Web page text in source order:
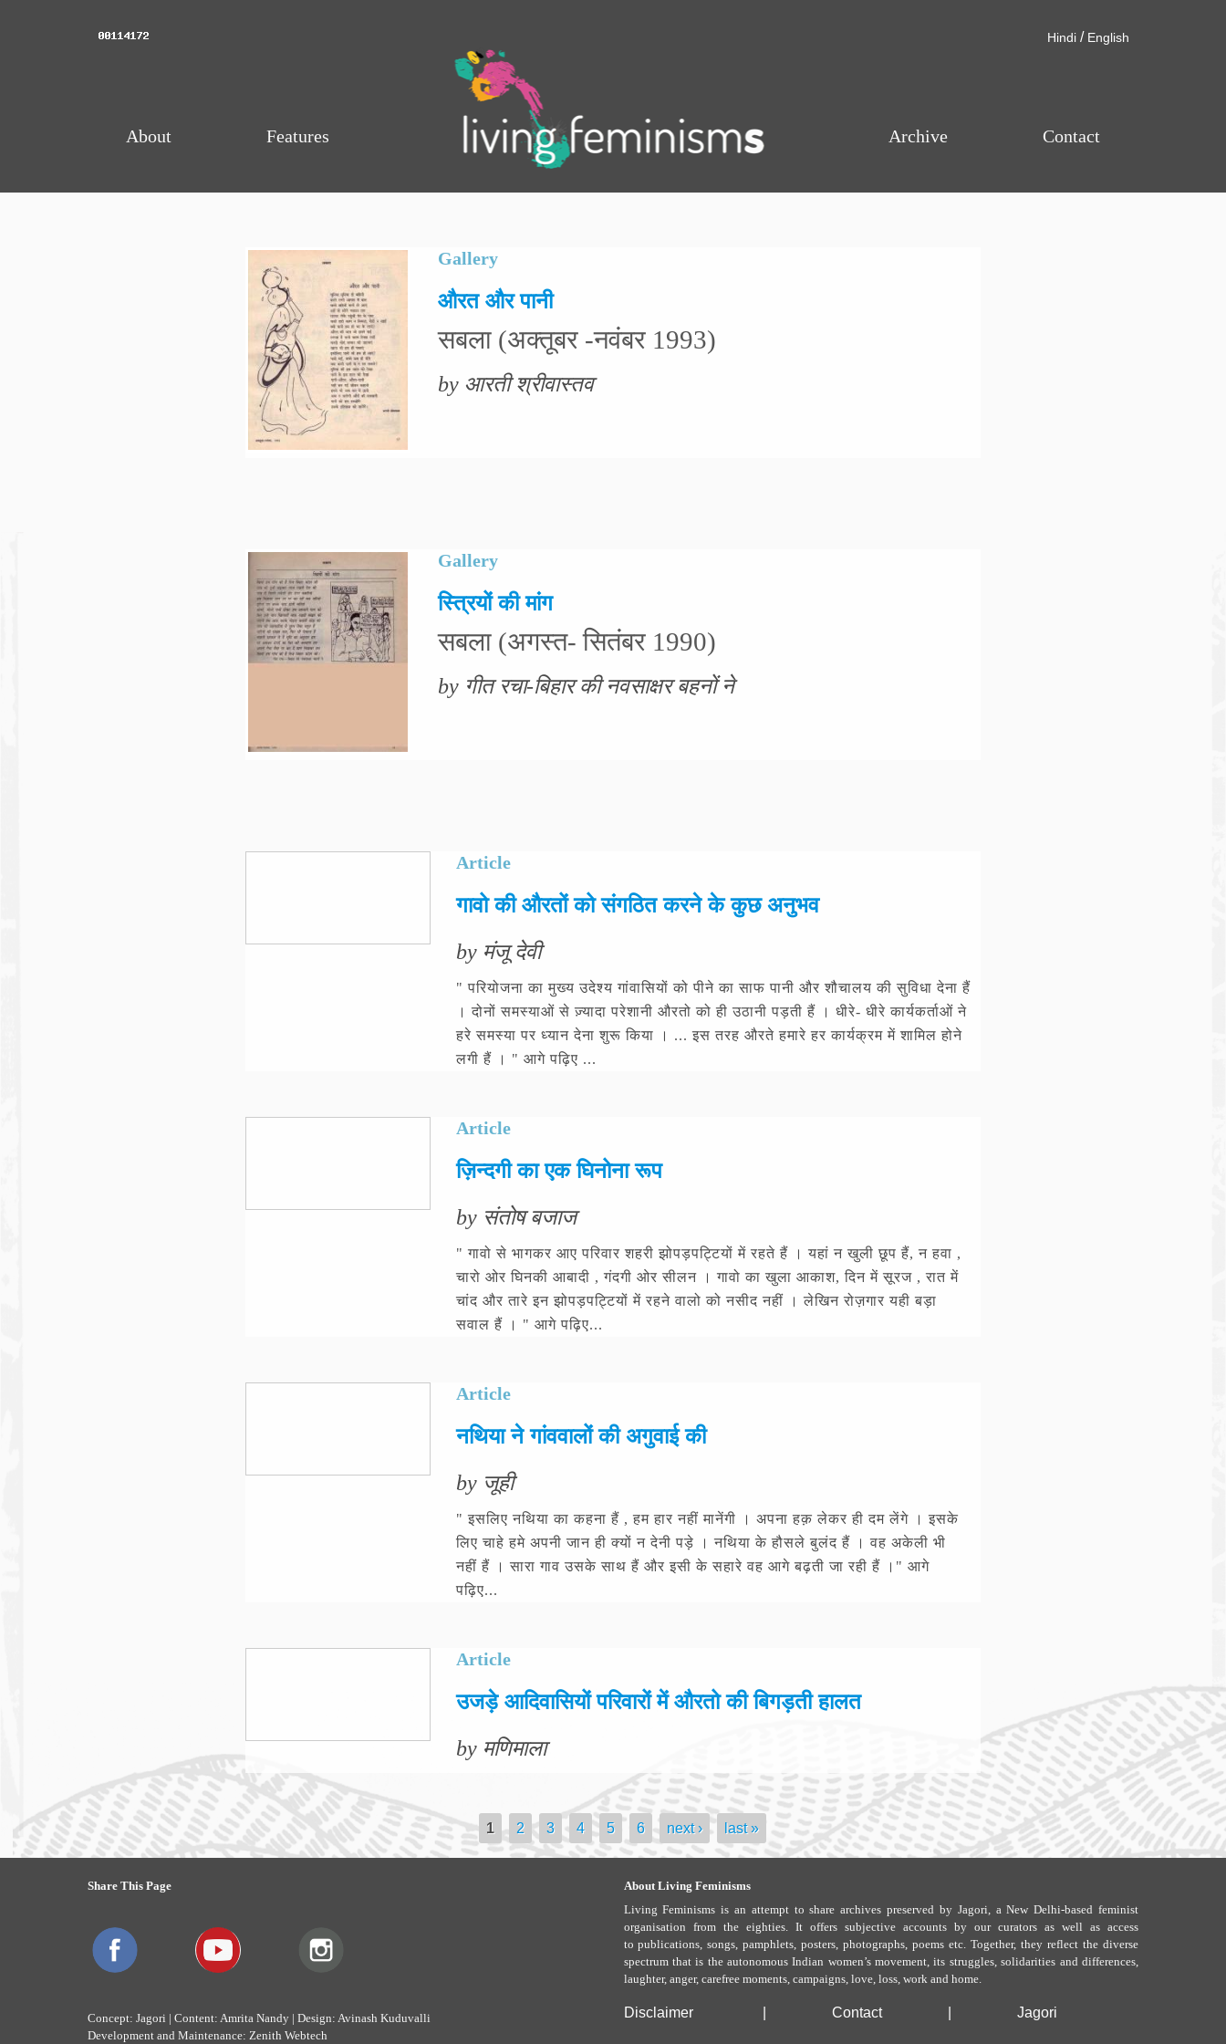
Hindi / English
About Features . Archive Contact
Gallery
औरत और पानी
सबला (अक्तूबर -नवंबर 1993)
by आरती श्रीवास्तव
Gallery
स्त्रियों की मांग
सबला (अगस्त- सितंबर 1990)
by गीत रचा-बिहार की नवसाक्षर बहनों ने
Article
गावो की औरतों को संगठित करने के कुछ अनुभव
by मंजू देवी
" परियोजना का मुख्य उदेश्य गांवासियों को पीने का साफ पानी और शौचालय की सुविधा देना हैं
। दोनों समस्याओं से ज़्यादा परेशानी औरतो को ही उठानी पड़ती हैं । धीरे- धीरे कार्यकर्ताओं ने
हरे समस्या पर ध्यान देना शुरू किया । ... इस तरह औरते हमारे हर कार्यक्रम में शामिल होने
लगी हैं । " आगे पढ़िए ...
Article
ज़िन्दगी का एक घिनोना रूप
by संतोष बजाज
" गावो से भागकर आए परिवार शहरी झोपड़पट्टियों में रहते हैं । यहां न खुली छूप हैं, न हवा ,
चारो ओर घिनकी आबादी , गंदगी ओर सीलन । गावो का खुला आकाश, दिन में सूरज , रात में
चांद और तारे इन झोपड़पट्टियों में रहने वालो को नसीद नहीं । लेखिन रोज़गार यही बड़ा
सवाल हैं । " आगे पढ़िए...
Article
नथिया ने गांववालों की अगुवाई की
by जूही
" इसलिए नथिया का कहना हैं , हम हार नहीं मानेंगी । अपना हक़ लेकर ही दम लेंगे । इसके
लिए चाहे हमे अपनी जान ही क्यों न देनी पड़े । नथिया के हौसले बुलंद हैं । वह अकेली भी
नहीं हैं । सारा गाव उसके साथ हैं और इसी के सहारे वह आगे बढ़ती जा रही हैं ।" आगे
पढ़िए...
Article
उजड़े आदिवासियों परिवारों में औरतो की बिगड़ती हालत
by मणिमाला
Pages 1 2 3 4 5 6 next › last »
Share This Page
Concept: Jagori | Content: Amrita Nandy | Design: Avinash Kuduvalli
Development and Maintenance: Zenith Webtech
About Living Feminisms
Living Feminisms is an attempt to share archives preserved by Jagori, a New Delhi-based feminist
organisation from the eighties. It offers subjective accounts by our curators as well as access
to publications, songs, pamphlets, posters, photographs, poems etc. Together, they reflect the diverse
spectrum that is the autonomous Indian women’s movement, its struggles, solidarities and differences,
laughter, anger, carefree moments, campaigns, love, loss, work and home.
Disclaimer Contact Jagori